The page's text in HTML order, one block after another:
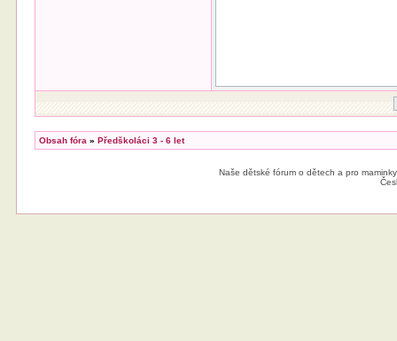
Obsah fóra »Předškoláci 3 - 6 let
Naše dětské fórum o dětech a pro